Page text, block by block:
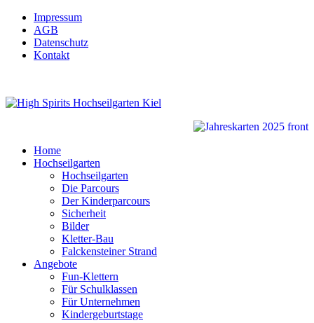
Impressum
AGB
Datenschutz
Kontakt
Home
Hochseilgarten
Hochseilgarten
Die Parcours
Der Kinderparcours
Sicherheit
Bilder
Kletter-Bau
Falckensteiner Strand
Angebote
Fun-Klettern
Für Schulklassen
Für Unternehmen
Kindergeburtstage